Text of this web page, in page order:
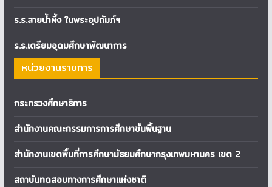
ร.ร.สายน้ำผึ้ง ในพระอุปถัมภ์ฯ
ร.ร.เตรียมอุดมศึกษาพัฒนาการ
หน่วยงานราชการ
กระทรวงศึกษาธิการ
สำนักงานคณะกรรมการการศึกษาขั้นพื้นฐาน
สำนักงานเขตพื้นที่การศึกษามัธยมศึกษากรุงเทพมหานคร เขต 2
สถาบันทดสอบทางการศึกษาแห่งชาติ